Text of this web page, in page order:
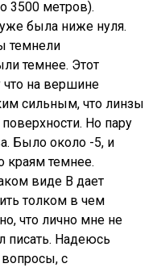
3500 метров).
была ниже нуля.
темнели
темнее. Этот
на вершине
сильным, что линзы
Но пару
Было около -5, и
краям темнее.
виде В дает
толком в чем
что лично мне не
писать. Надеюсь
вопросы, с